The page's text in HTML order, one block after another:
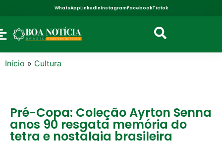
WhatsAppLinkedInInstagramFacebookTictok
Início » Cultura
Pré-Copa: Coleção Ayrton Senna
anos 90 resgata memória do
tetra e nostalgia brasileira